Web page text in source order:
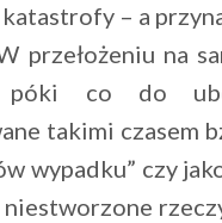
– a
przełożeniu na
póki co do
takimi czasem
wypadku” czy
niestworzone